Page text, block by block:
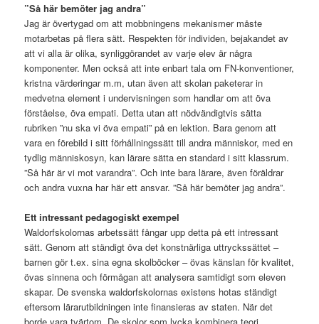
”Så här bemöter jag andra”
Jag är övertygad om att mobbningens mekanismer måste
motarbetas på flera sätt. Respekten för individen, bejakandet av
att vi alla är olika, synliggörandet av varje elev är några
komponenter. Men också att inte enbart tala om FN-konventioner,
kristna värderingar m.m, utan även att skolan paketerar in
medvetna element i undervisningen som handlar om att öva
förståelse, öva empati. Detta utan att nödvändigtvis sätta
rubriken ”nu ska vi öva empati” på en lektion. Bara genom att
vara en förebild i sitt förhållningssätt till andra människor, med en
tydlig människosyn, kan lärare sätta en standard i sitt klassrum.
”Så här är vi mot varandra”. Och inte bara lärare, även föräldrar
och andra vuxna har här ett ansvar. ”Så här bemöter jag andra”.
Ett intressant pedagogiskt exempel
Waldorfskolornas arbetssätt fångar upp detta på ett intressant
sätt. Genom att ständigt öva det konstnärliga uttryckssättet –
barnen gör t.ex. sina egna skolböcker – övas känslan för kvalitet,
övas sinnena och förmågan att analysera samtidigt som eleven
skapar. De svenska waldorfskolornas existens hotas ständigt
eftersom lärarutbildningen inte finansieras av staten. När det